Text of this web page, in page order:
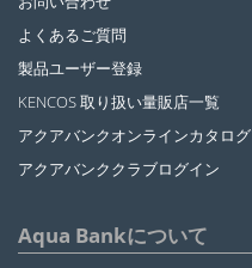
よくあるご質問
製品ユーザー登録
KENCOS 取り扱い量販店一覧
アクアバンクオンラインカタログ
アクアバンククラブログイン
Aqua Bankについて